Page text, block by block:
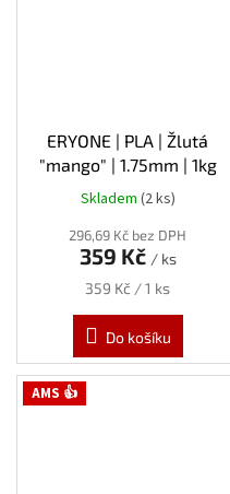
ERYONE | PLA | Žlutá
"mango" | 1.75mm | 1kg
Skladem (2 ks)
296,69 Kč bez DPH
359 Kč / ks
Měrná
359 Kč / 1 ks
Do košíku
AMS 👍